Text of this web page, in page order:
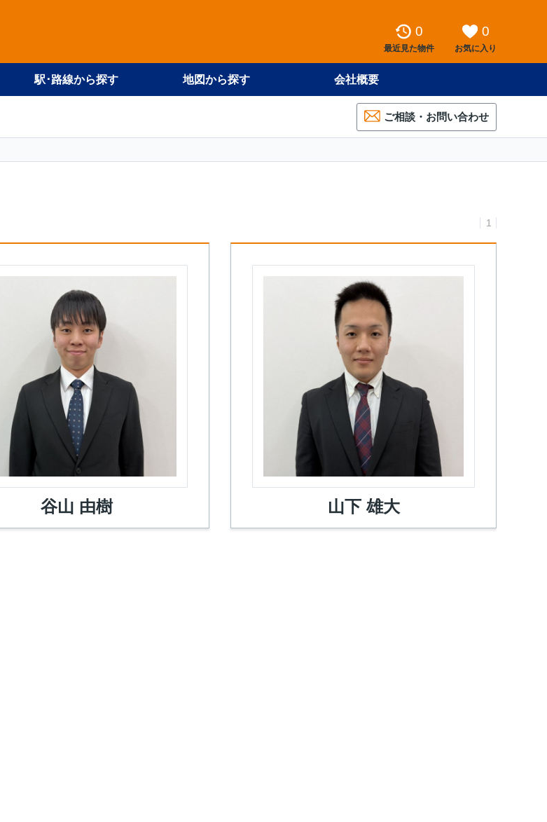
0
最近見た物件
0
お気に入り
駅･路線から探す 地図から探す 会社概要
ご相談・お問い合わせ
1
谷山 由樹 山下 雄大